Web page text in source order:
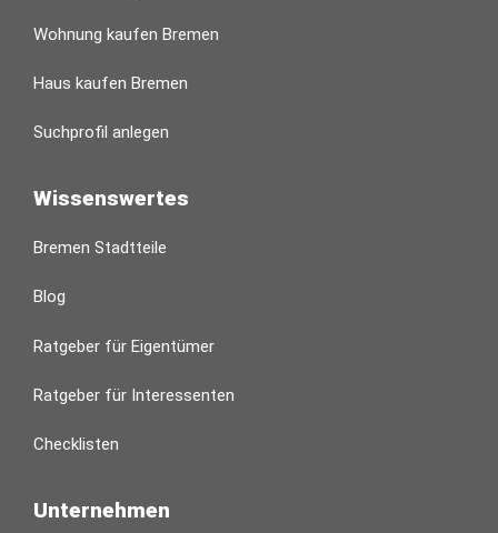
Wohnung kaufen Bremen
Haus kaufen Bremen
Suchprofil anlegen
Wissenswertes
Bremen Stadtteile
Blog
Ratgeber für Eigentümer
Ratgeber für Interessenten
Checklisten
Unternehmen